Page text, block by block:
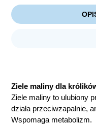
Ziele maliny dla
Ziele maliny to ulubiony
działa przeciwzapalnie,
Wspomaga metabolizm.